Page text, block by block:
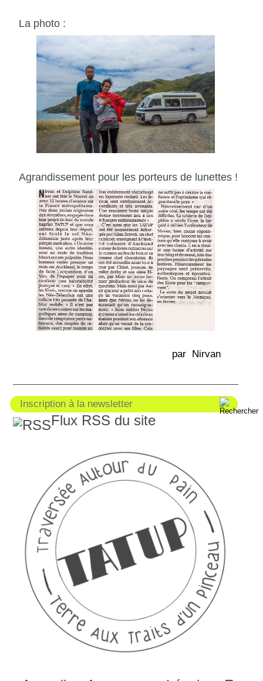
La photo :
Agrandissement pour les porteurs de lunettes !
par Nirvan
Flux RSS du site